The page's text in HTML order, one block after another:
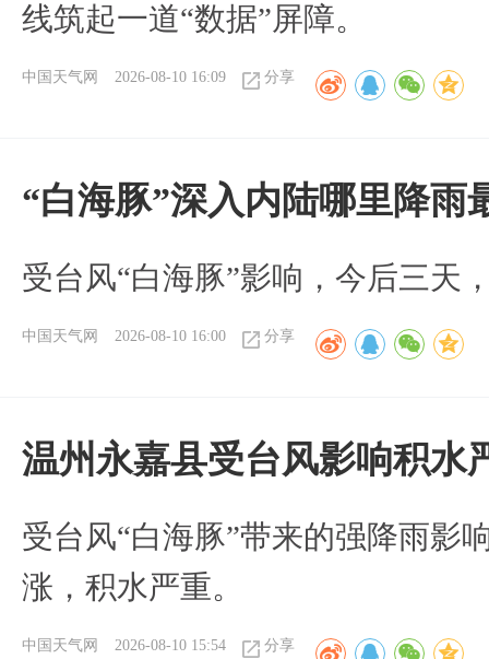
线筑起一道“数据”屏障。
中国天气网 2026-08-10 16:09 分享
“白海豚”深入内陆哪里降雨
受台风“白海豚”影响，今后三天
中国天气网 2026-08-10 16:00 分享
温州永嘉县受台风影响积水
受台风“白海豚”带来的强降雨影
涨，积水严重。
中国天气网 2026-08-10 15:54 分享